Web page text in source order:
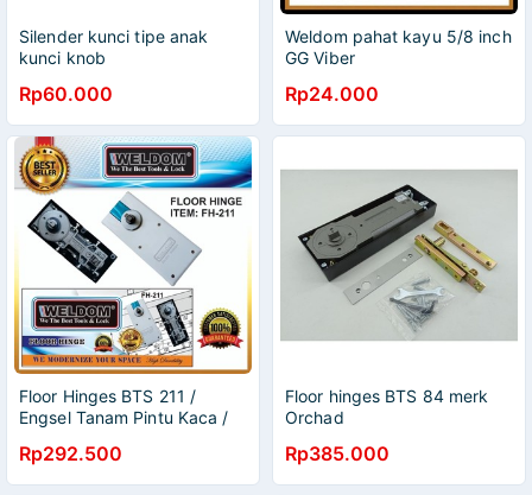
Silender kunci tipe anak
kunci knob
Rp60.000
Weldom pahat kayu 5/8 inch
GG Viber
Rp24.000
Floor Hinges BTS 211 /
Engsel Tanam Pintu Kaca /
Rp292.500
Floor hinges BTS 84 merk
Orchad
Rp385.000